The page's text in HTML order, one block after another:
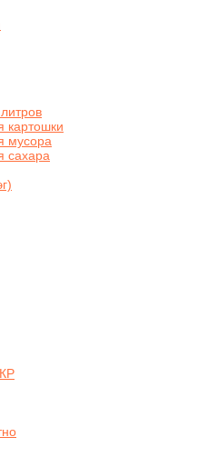
картошки
мусора
сахара